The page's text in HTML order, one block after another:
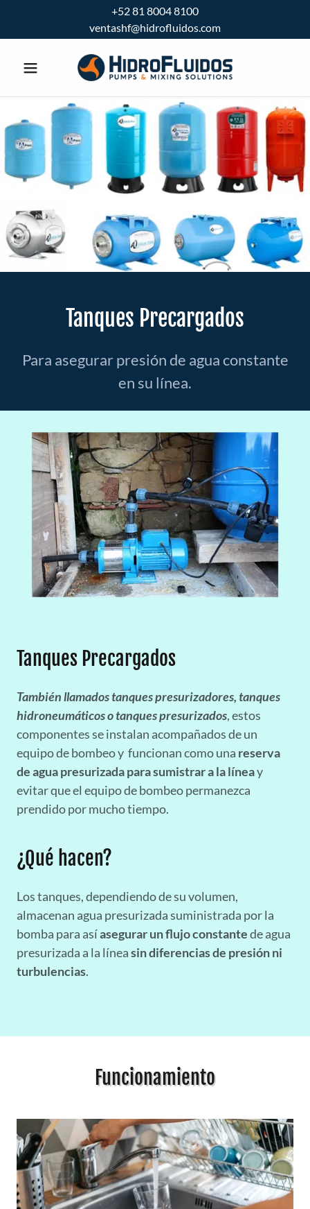
+52 81 8004 8100
ventashf@hidrofluidos.com
Tanques Precargados
Para asegurar presión de agua constante
en su línea.
Tanques Precargados
También llamados tanques presurizadores, tanques
hidroneumáticos o tanques presurizados, estos
componentes se instalan acompañados de un
equipo de bombeo y funcionan como una reserva
de agua presurizada para sumistrar a la líneay
evitar que el equipo de bombeo permanezca
prendido por mucho tiempo.
¿Qué hacen?
Los tanques, dependiendo de su volumen,
almacenan agua presurizada suministrada por la
bomba para asíasegurar un flujo constantede agua
presurizada a la líneasin diferencias de presión ni
turbulencias.
Funcionamiento